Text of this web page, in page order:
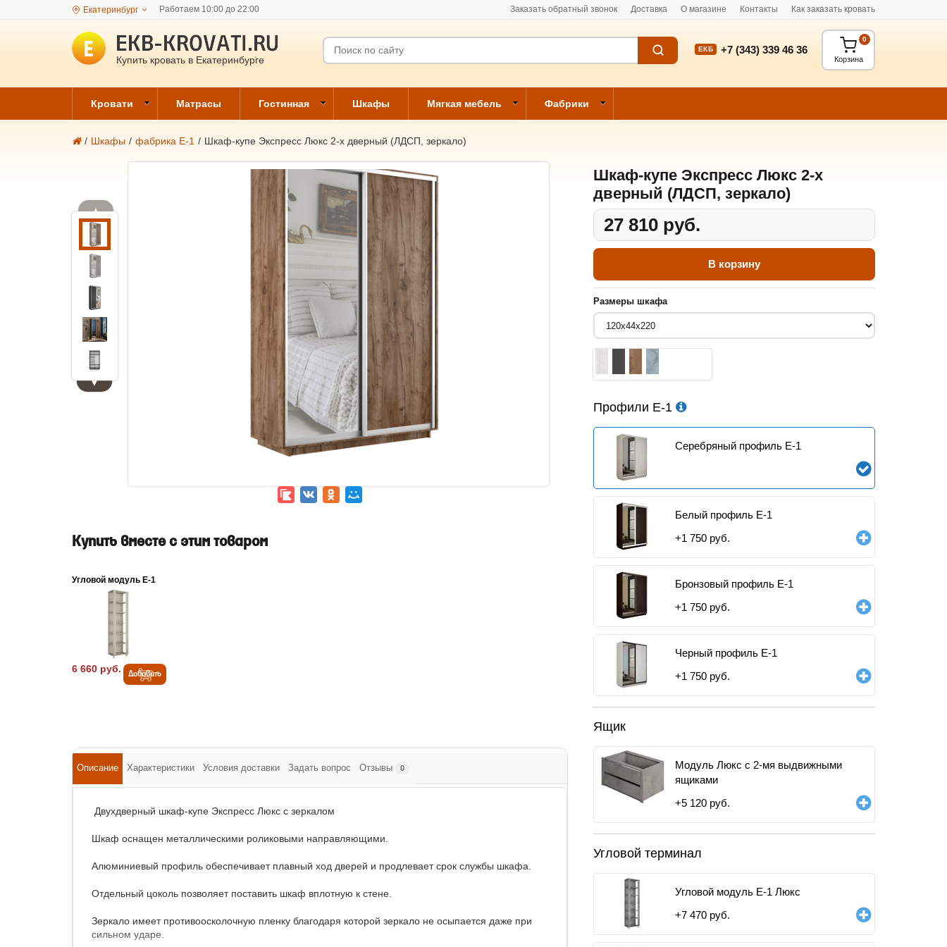
Екатеринбург Работаем 10:00 до 22:00 Заказать обратный звонок Доставка О магазине Контакты Как заказать кровать
Купить кровать в Екатеринбурге
ЕКБ +7 (343) 339 46 36
Корзина
0
Кровати Матрасы Гостинная Шкафы Мягкая мебель Фабрики
/ Шкафы / фабрика Е-1 / Шкаф-купе Экспресс Люкс 2-х дверный (ЛДСП, зеркало)
▲
▼
Шкаф-купе Экспресс Люкс 2-х
дверный (ЛДСП, зеркало)
27 810 руб.
В корзину
Размеры шкафа
Профили Е-1
Серебряный профиль E-1
Белый профиль E-1
+1 750 руб.
Бронзовый профиль E-1
+1 750 руб.
Черный профиль E-1
+1 750 руб.
Ящик
Модуль Люкс с 2-мя выдвижными
ящиками
+5 120 руб.
Угловой терминал
Угловой модуль Е-1 Люкс
+7 470 руб.
Купить вместе с этим товаром
Угловой модуль Е-1
6 660 руб. Добавить
Описание Характеристики Условия доставки Задать вопрос Отзывы 0
Двухдверный шкаф-купе Экспресс Люкс с зеркалом
Шкаф оснащен металлическими роликовыми направляющими.
Алюминиевый профиль обеспечивает плавный ход дверей и продлевает срок службы шкафа.
Отдельный цоколь позволяет поставить шкаф вплотную к стене.
Зеркало имеет противоосколочную пленку благодаря которой зеркало не осыпается даже при
сильном ударе.